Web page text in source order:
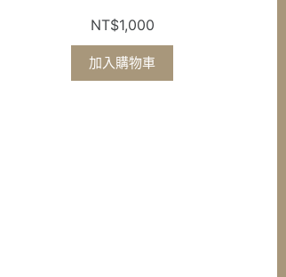
NT$1,000
加入購物車